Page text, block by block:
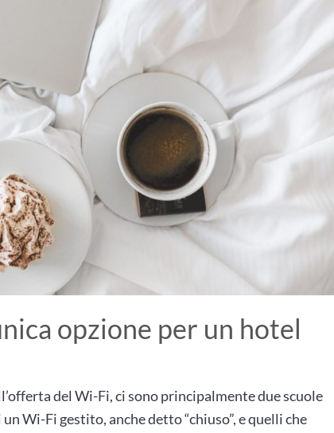
opzione per un hotel
del Wi-Fi, ci sono principalmente due scuole
Wi-Fi gestito, anche detto “chiuso”, e quelli che